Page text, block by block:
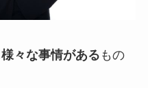
々な事情がある もの